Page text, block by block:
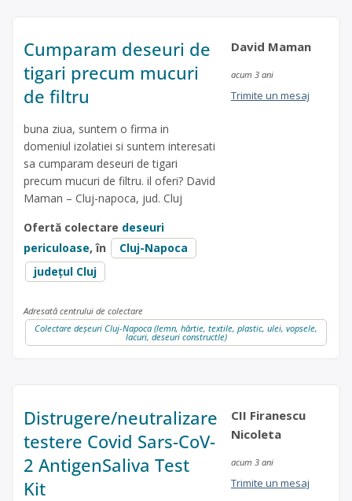
Cumparam deseuri de
tigari precum mucuri
de filtru
buna ziua, suntem o firma in
domeniul izolatiei si suntem interesati
sa cumparam deseuri de tigari
precum mucuri de filtru. il oferi? David
Maman – Cluj-napoca, jud. Cluj
Ofertă colectare deseuri
periculoase, în
Cluj-Napoca
județul Cluj
David Maman
acum 3 ani
Trimite un mesaj
Adresată centrului de colectare
Colectare deșeuri Cluj-Napoca (lemn, hârtie, textile, plastic, ulei, vopsele,
lacuri, deseuri constructle)
Distrugere/neutralizare
testere Covid Sars-CoV-
2 AntigenSaliva Test
Kit
CII Firanescu
Nicoleta
acum 3 ani
Trimite un mesaj